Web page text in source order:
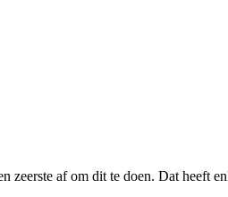
af om dit te doen. Dat heeft